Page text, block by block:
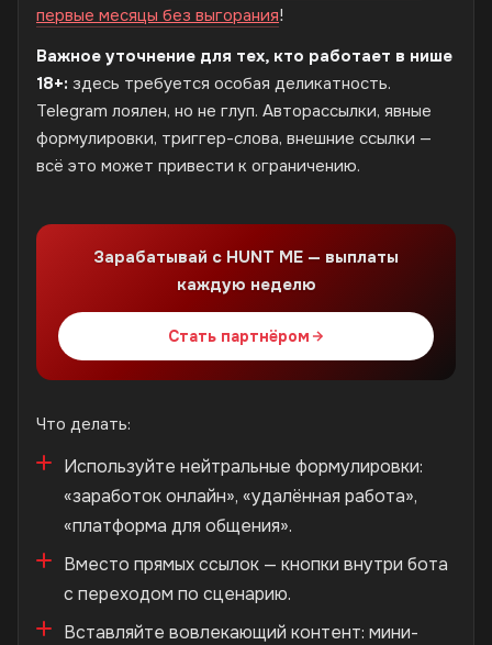
первые месяцы без выгорания!
Важное уточнение для тех, кто работает в нише
18+: здесь требуется особая деликатность.
Telegram лоялен, но не глуп. Авторассылки, явные
формулировки, триггер-слова, внешние ссылки —
всё это может привести к ограничению.
Зарабатывай с HUNT ME — выплаты
каждую неделю
Стать партнёром
Что делать:
Используйте нейтральные формулировки:
«заработок онлайн», «удалённая работа»,
«платформа для общения».
Вместо прямых ссылок — кнопки внутри бота
с переходом по сценарию.
Вставляйте вовлекающий контент: мини-